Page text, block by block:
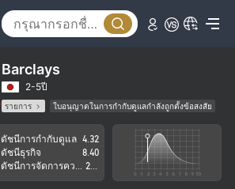
Barclays
2-5ปี
รายการ
ใบอนุญาตในการกำกับดูแลกำลังถูกตั้งข้อสงสัย
กลุ่มธุรกิจที่ต้องสงสัย
ระวังความเสี่ยงอันตรายที่อาจจะซ่อนอยู่
ดัชนีการกำกับดูแล 4.32
ดัชนีธุรกิจ
8.40